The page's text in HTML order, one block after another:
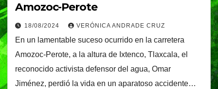
Amozoc-Perote
18/08/2024 VERÓNICA ANDRADE CRUZ
En un lamentable suceso ocurrido en la carretera
Amozoc-Perote, a la altura de Ixtenco, Tlaxcala, el
reconocido activista defensor del agua, Omar
Jiménez, perdió la vida en un aparatoso accidente…